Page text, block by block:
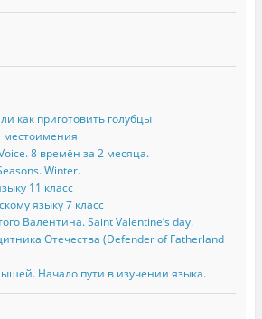
как приготовить голубцы
местоимения
8 времён за 2 месяца.
Winter.
11 класс
языку 7 класс
Валентина. Saint Valentine’s day.
Отечества (Defender of Fatherland
Начало пути в изучении языка.